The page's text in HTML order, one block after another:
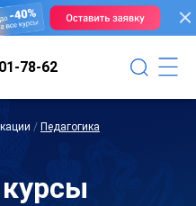
78-62
/ Педагогика